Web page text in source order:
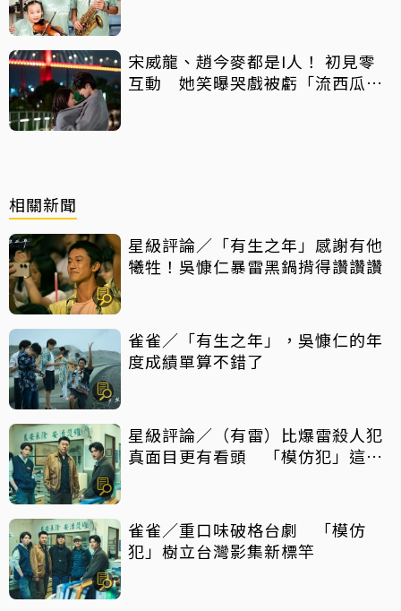
宋威龍、趙今麥都是I人！ 初見零
互動 她笑曝哭戲被虧「流西瓜
相關新聞
星級評論／「有生之年」感謝有他
犧牲！吳慷仁暴雷黑鍋揹得讚讚讚
雀雀／「有生之年」，吳慷仁的年
度成績單算不錯了
星級評論／（有雷）比爆雷殺人犯
真面目更有看頭 「模仿犯」這件
雀雀／重口味破格台劇 「模仿
犯」樹立台灣影集新標竿